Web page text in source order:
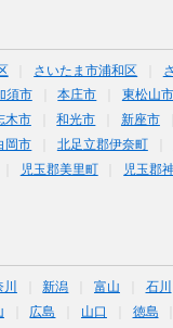
さいたま市浦和区
須市 本庄市 東松山市
木市 和光市 新座市
岡市 北足立郡伊奈町
児玉郡美里町 児玉郡
新潟 富山 石川
広島 山口 徳島